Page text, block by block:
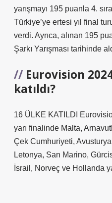
yarışmayı 195 puanla 4.
Türkiye’ye ertesi yıl final
verdi. Ayrıca, alınan 195
Şarkı Yarışması tarihinde
Eurovision
katıldı?
16 ÜLKE KATILDI
yarı finalinde Malta,
Çek Cumhuriyeti,
Letonya, San Marino,
İsrail, Norveç ve Hollanda